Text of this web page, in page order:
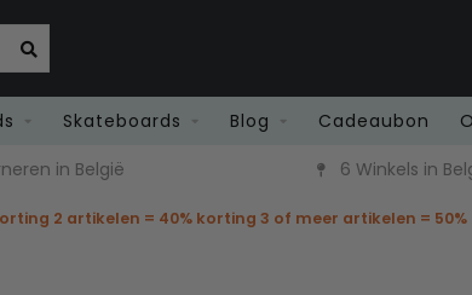
Skateboards Blog Cadeaubon
in België 6 Winkels in
2 artikelen = 40% korting 3 of meer artikelen =